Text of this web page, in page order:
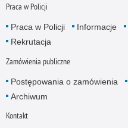
Praca w Policji
Praca w Policji Informacje
Rekrutacja
Zamówienia publiczne
Postępowania o zamówienia
Archiwum
Kontakt